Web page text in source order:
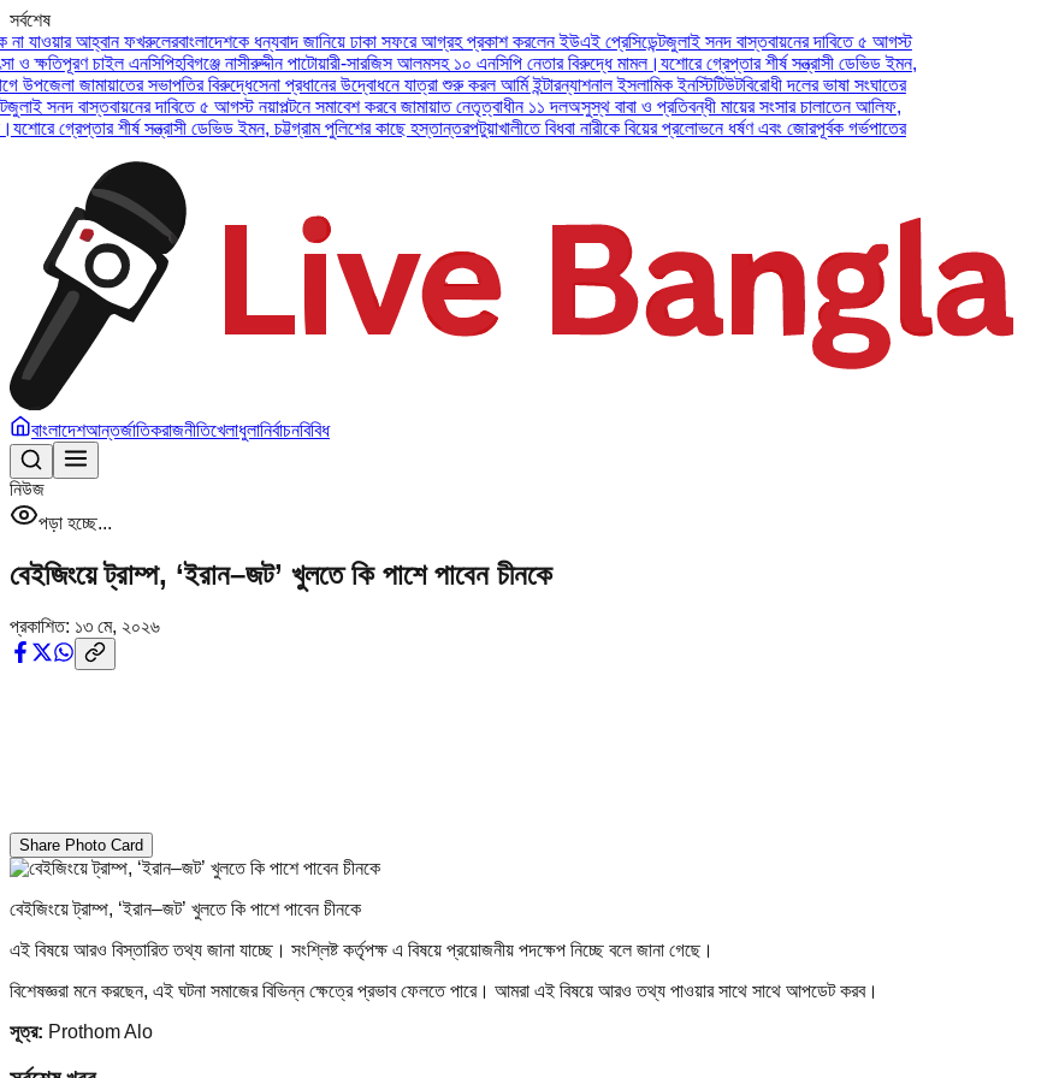
সর্বশেষ
আহ্বান ফখরুলেরবাংলাদেশকে ধন্যবাদ জানিয়ে ঢাকা সফরে আগ্রহ প্রকাশ করলেন ইউএই প্রেসিডেন্টজুলাই সনদ বাস্তবায়নের দাবিতে ৫ আগস্ট
চাইল এনসিপিহবিগঞ্জে নাসীরুদ্দীন পাটোয়ারী-সারজিস আলমসহ ১০ এনসিপি নেতার বিরুদ্ধে মামল।যশোরে গ্রেপ্তার শীর্ষ সন্ত্রাসী ডেভিড ইমন,
জামায়াতের সভাপতির বিরুদ্ধেসেনা প্রধানের উদ্বোধনে যাত্রা শুরু করল আর্মি ইন্টারন্যাশনাল ইসলামিক ইনস্টিটিউটবিরোধী দলের ভাষা সংঘাতের
বাস্তবায়নের দাবিতে ৫ আগস্ট নয়াপল্টনে সমাবেশ করবে জামায়াত নেতৃত্বাধীন ১১ দলঅসুস্থ বাবা ও প্রতিবন্ধী মায়ের সংসার চালাতেন আলিফ,
শীর্ষ সন্ত্রাসী ডেভিড ইমন, চট্টগ্রাম পুলিশের কাছে হস্তান্তরপটুয়াখালীতে বিধবা নারীকে বিয়ের প্রলোভনে ধর্ষণ এবং জোরপূর্বক গর্ভপাতের
বাংলাদেশআন্তর্জাতিকরাজনীতিখেলাধুলানির্বাচনবিবিধ
নিউজ
পড়া হচ্ছে...
বেইজিংয়ে ট্রাম্প, ‘ইরান–জট’ খুলতে কি পাশে পাবেন চীনকে
প্রকাশিত: ১৩ মে, ২০২৬
Share Photo Card
বেইজিংয়ে ট্রাম্প, ‘ইরান–জট’ খুলতে কি পাশে পাবেন চীনকে
এই বিষয়ে আরও বিস্তারিত তথ্য জানা যাচ্ছে। সংশ্লিষ্ট কর্তৃপক্ষ এ বিষয়ে প্রয়োজনীয় পদক্ষেপ নিচ্ছে বলে জানা গেছে।
বিশেষজ্ঞরা মনে করছেন, এই ঘটনা সমাজের বিভিন্ন ক্ষেত্রে প্রভাব ফেলতে পারে। আমরা এই বিষয়ে আরও তথ্য পাওয়ার সাথে সাথে আপডেট করব।
সূত্র: Prothom Alo